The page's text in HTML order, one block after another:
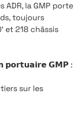
la GMP porte
toujours
et 218 châssis
𝗽𝗼𝗿𝘁𝘂𝗮𝗶𝗿𝗲 𝗚𝗠𝗣 :
sur les